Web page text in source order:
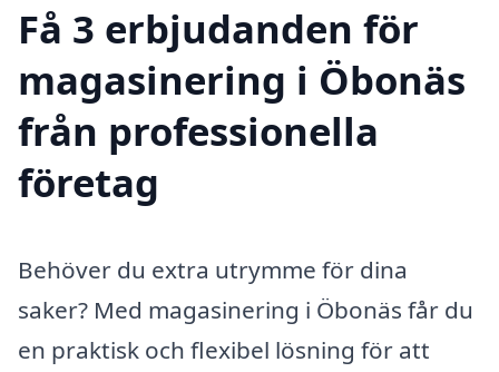
Få 3 erbjudanden för
magasinering i Öbonäs
från professionella
företag
Behöver du extra utrymme för dina
saker? Med magasinering i Öbonäs får du
en praktisk och flexibel lösning för att